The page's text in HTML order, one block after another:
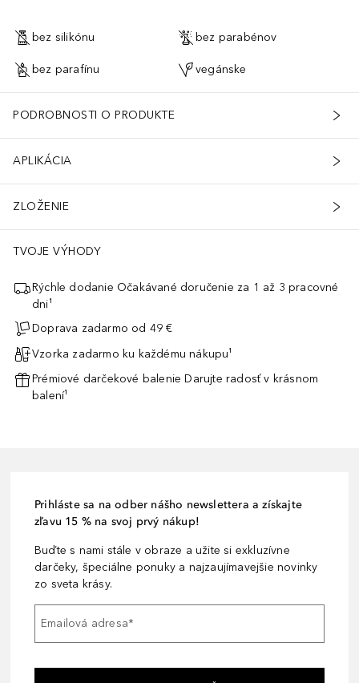
bez silikónu bez parabénov
bez parafínu vegánske
PODROBNOSTI O PRODUKTE
APLIKÁCIA
ZLOŽENIE
TVOJE VÝHODY
Rýchle dodanie Očakávané doručenie za 1 až 3 pracovné
dni¹
Doprava zadarmo od 49 €
Vzorka zadarmo ku každému nákupu¹
Prémiové darčekové balenie Darujte radosť v krásnom
balení¹
Prihláste sa na odber nášho newslettera a získajte
zľavu 15 % na svoj prvý nákup!
Buďte s nami stále v obraze a užite si exkluzívne
darčeky, špeciálne ponuky a najzaujímavejšie novinky
zo sveta krásy.
Emailová adresa*